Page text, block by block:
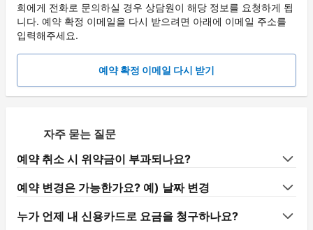
희에게 전화로 문의하실 경우 상담원이 해당 정보를 요청하게 됩
니다. 예약 확정 이메일을 다시 받으려면 아래에 이메일 주소를
입력해주세요.
예약 확정 이메일 다시 받기
자주 묻는 질문
예약 취소 시 위약금이 부과되나요?
예약 변경은 가능한가요? 예) 날짜 변경
누가 언제 내 신용카드로 요금을 청구하나요?